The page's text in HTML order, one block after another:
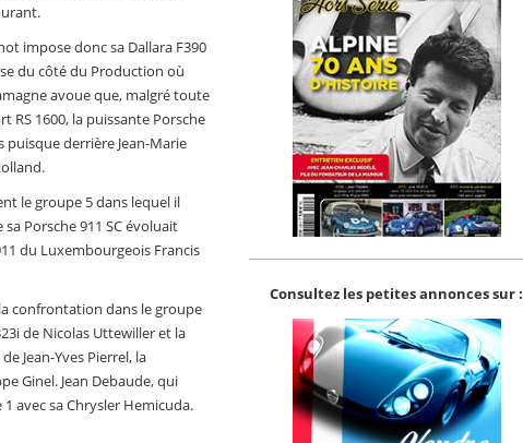
impose donc sa Dallara F390
du côté du Production où
avoue que, malgré toute
RS 1600, la puissante Porsche
puisque derrière Jean-Marie
le groupe 5 dans lequel il
Porsche 911 SC évoluait
du Luxembourgeois Francis
confrontation dans le groupe
de Nicolas Uttewiller et la
Jean-Yves Pierrel, la
Ginel. Jean Debaude, qui
avec sa Chrysler Hemicuda.
Consultez les petites annonces sur :